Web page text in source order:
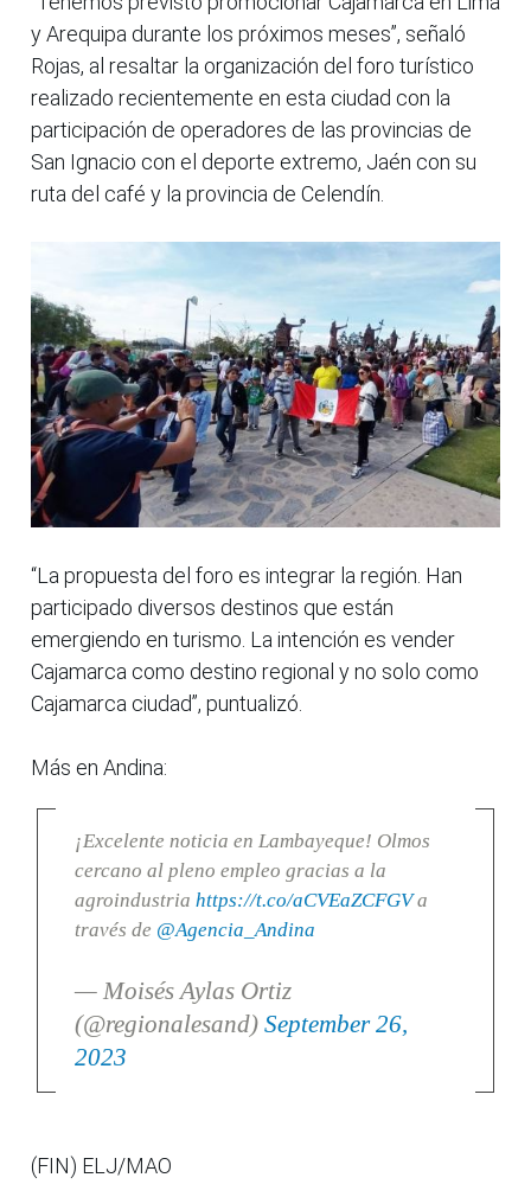
y Arequipa durante los próximos meses”, señaló
Rojas, al resaltar la organización del foro turístico
realizado recientemente en esta ciudad con la
participación de operadores de las provincias de
San Ignacio con el deporte extremo, Jaén con su
ruta del café y la provincia de Celendín.
“La propuesta del foro es integrar la región. Han
participado diversos destinos que están
emergiendo en turismo. La intención es vender
Cajamarca como destino regional y no solo como
Cajamarca ciudad”, puntualizó.
Más en Andina:
¡Excelente noticia en Lambayeque! Olmos
cercano al pleno empleo gracias a la
agroindustria https://t.co/aCVEaZCFGVa
través de @Agencia_Andina
— Moisés Aylas Ortiz
(@regionalesand) September 26,
2023
(FIN) ELJ/MAO